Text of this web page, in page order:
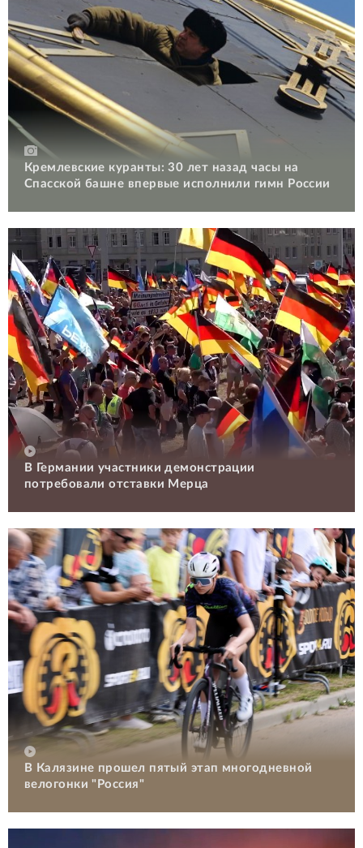
Кремлевские куранты: 30 лет назад часы на
Спасской башне впервые исполнили гимн России
В Германии участники демонстрации
потребовали отставки Мерца
В Калязине прошел пятый этап многодневной
велогонки "Россия"